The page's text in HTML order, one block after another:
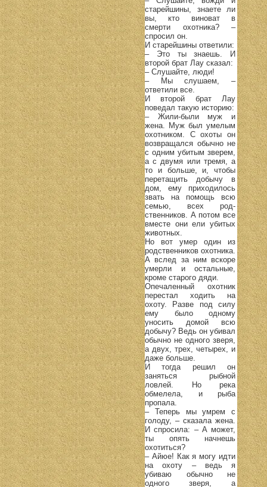
старейшины, знаете ли
вы, кто виноват в
смерти охотника? –
спросил он.
И старейшины ответили:
– Это ты знаешь. И
второй брат Лау сказал:
– Слушайте, люди!
– Мы слушаем, –
ответили все.
И второй брат Лау
поведал такую историю:
– Жили-были муж и
жена. Муж был умелым
охотником. С охоты он
возвращался обычно не
с одним убитым зверем,
а с двумя или тремя, а
то и больше, и, чтобы
перетащить добычу в
дом, ему приходилось
звать на помощь всю
семью, всех род-
ственников. А потом все
вместе они ели убитых
животных.
Но вот умер один из
родственников охотника.
А вслед за ним вскоре
умерли и остальные,
кроме старого дяди.
Опечаленный охотник
перестал ходить на
охоту. Разве под силу
ему было одному
уносить домой всю
добычу? Ведь он убивал
обычно не одного зверя,
а двух, трех, четырех, и
даже больше.
И тогда решил он
заняться рыбной
ловлей. Но река
обмелела, и рыба
пропала.
– Теперь мы умрем с
голоду, – сказала жена.
И спросила: – А может,
ты опять начнешь
охотиться?
– Айюе! Как я могу идти
на охоту – ведь я
убиваю обычно не
одного зверя, а